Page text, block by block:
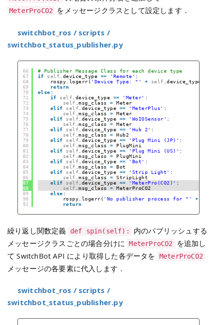
MeterProCO2 をメッセージクラスとして設定します．
switchbot_ros / scripts /
switchbot_status_publisher.py
66
67
68
69
70
71
72
73
74
75
76
77
78
79
80
81
82
83
84
85
86
87
88
89
90
91
# Publisher Message Class for each device type
if
self .device_type == 'Remote' :
rospy.logerr( 'Device Type: "' + self .device_type
return
else :
if
self .device_type == 'Meter' :
self .msg_class =
Meter
elif
self .device_type == 'MeterPlus' :
self .msg_class =
Meter
elif
self .device_type == 'WoIOSensor' :
self .msg_class =
Meter
elif
self .device_type == 'Hub 2' :
self .msg_class =
Hub2
elif
self .device_type == 'Plug Mini (JP)' :
self .msg_class =
PlugMini
elif
self .device_type == 'Plug Mini (US)' :
self .msg_class =
PlugMini
elif
self .device_type == 'Bot' :
self .msg_class =
Bot
elif
self .device_type == 'Strip Light' :
self .msg_class =
StripLight
elif
self .device_type == 'MeterPro(CO2)' :
self
.msg_class =
MeterProCO2
else :
rospy.logerr( 'No publisher process for "' +
return
繰り返し関数定義 def spin(self):
内のパブリッシュする
メッセージクラスごとの場合分けに
MeterProCO2
を追加し
て SwitchBot API により取得した各データを
MeterProCO2
メッセージの各要素に代入します．
switchbot_ros / scripts /
switchbot_status_publisher.py